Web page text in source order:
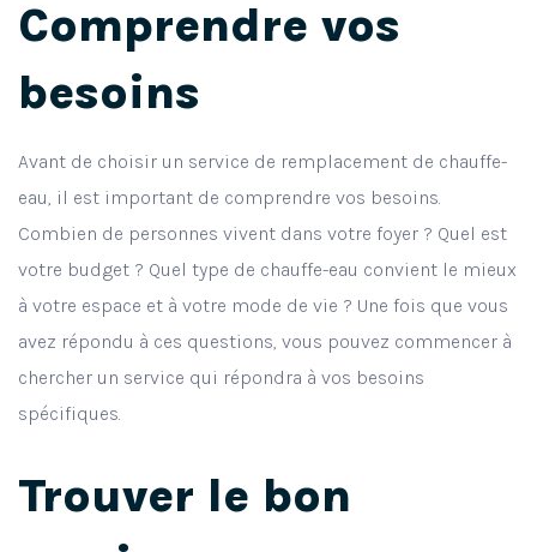
Comprendre vos
besoins
Avant de choisir un service de remplacement de chauffe-
eau, il est important de comprendre vos besoins.
Combien de personnes vivent dans votre foyer ? Quel est
votre budget ? Quel type de chauffe-eau convient le mieux
à votre espace et à votre mode de vie ? Une fois que vous
avez répondu à ces questions, vous pouvez commencer à
chercher un service qui répondra à vos besoins
spécifiques.
Trouver le bon